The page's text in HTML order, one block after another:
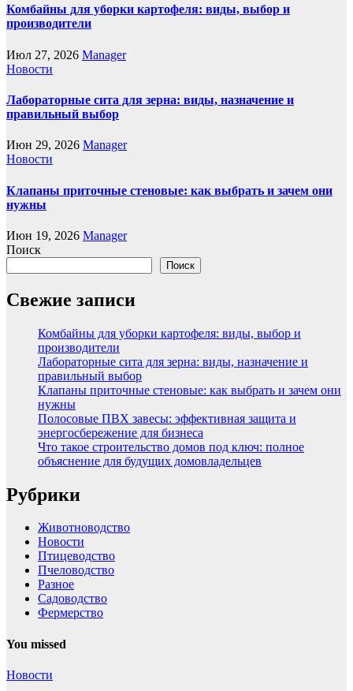
Комбайны для уборки картофеля: виды, выбор и
производители
Июл 27, 2026 Manager
Новости
Лабораторные сита для зерна: виды, назначение и
правильный выбор
Июн 29, 2026 Manager
Новости
Клапаны приточные стеновые: как выбрать и зачем они
нужны
Июн 19, 2026 Manager
Поиск
Поиск
Свежие записи
Комбайны для уборки картофеля: виды, выбор и
производители
Лабораторные сита для зерна: виды, назначение и
правильный выбор
Клапаны приточные стеновые: как выбрать и зачем они
нужны
Полосовые ПВХ завесы: эффективная защита и
энергосбережение для бизнеса
Что такое строительство домов под ключ: полное
объяснение для будущих домовладельцев
Рубрики
Животноводство
Новости
Птицеводство
Пчеловодство
Разное
Садоводство
Фермерство
You missed
Новости